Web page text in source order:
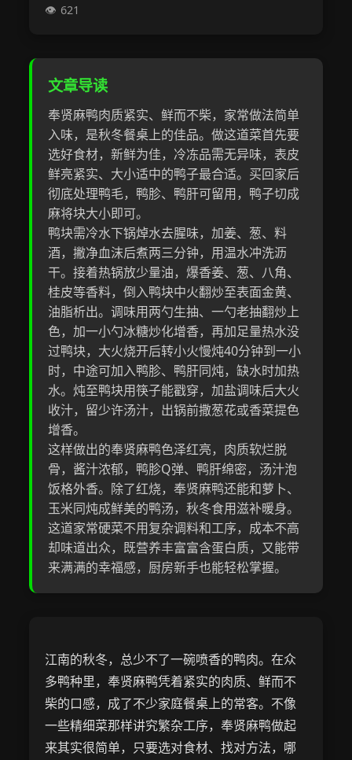
621
文章导读
奉贤麻鸭肉质紧实、鲜而不柴，家常做法简单
入味，是秋冬餐桌上的佳品。做这道菜首先要
选好食材，新鲜为佳，冷冻品需无异味，表皮
鲜亮紧实、大小适中的鸭子最合适。买回家后
彻底处理鸭毛，鸭胗、鸭肝可留用，鸭子切成
麻将块大小即可。
鸭块需冷水下锅焯水去腥味，加姜、葱、料
酒，撇净血沫后煮两三分钟，用温水冲洗沥
干。接着热锅放少量油，爆香姜、葱、八角、
桂皮等香料，倒入鸭块中火翻炒至表面金黄、
油脂析出。调味用两勺生抽、一勺老抽翻炒上
色，加一小勺冰糖炒化增香，再加足量热水没
过鸭块，大火烧开后转小火慢炖40分钟到一小
时，中途可加入鸭胗、鸭肝同炖，缺水时加热
水。炖至鸭块用筷子能戳穿，加盐调味后大火
收汁，留少许汤汁，出锅前撒葱花或香菜提色
增香。
这样做出的奉贤麻鸭色泽红亮，肉质软烂脱
骨，酱汁浓郁，鸭胗Q弹、鸭肝绵密，汤汁泡
饭格外香。除了红烧，奉贤麻鸭还能和萝卜、
玉米同炖成鲜美的鸭汤，秋冬食用滋补暖身。
这道家常硬菜不用复杂调料和工序，成本不高
却味道出众，既营养丰富富含蛋白质，又能带
来满满的幸福感，厨房新手也能轻松掌握。
江南的秋冬，总少不了一碗喷香的鸭肉。在众
多鸭种里，奉贤麻鸭凭着紧实的肉质、鲜而不
柴的口感，成了不少家庭餐桌上的常客。不像
一些精细菜那样讲究繁杂工序，奉贤麻鸭做起
来其实很简单，只要选对食材、找对方法，哪